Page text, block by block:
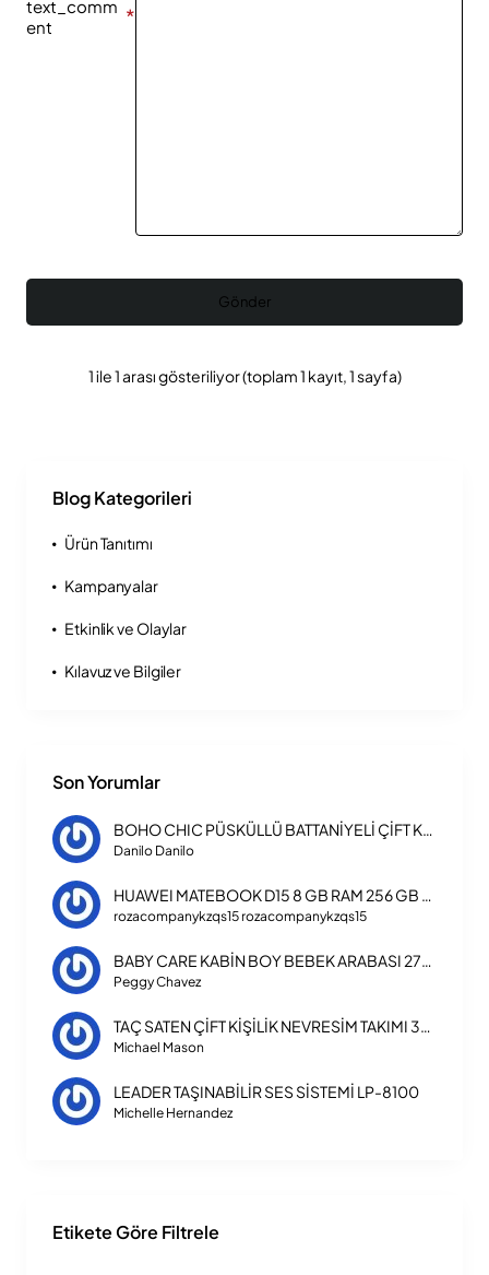
text_comm
ent
Gönder
1 ile 1 arası gösteriliyor (toplam 1 kayıt, 1 sayfa)
Blog Kategorileri
Ürün Tanıtımı
Kampanyalar
Etkinlik ve Olaylar
Kılavuz ve Bilgiler
Son Yorumlar
BOHO CHIC PÜSKÜLLÜ BATTANİYELİ ÇİFT KİŞİLİK NEVRESİM TAKIMI
Danilo Danilo
HUAWEI MATEBOOK D15 8 GB RAM 256 GB SSD LAPTOP INTEL CORE I3 1115G4
rozacompanykzqs15 rozacompanykzqs15
BABY CARE KABİN BOY BEBEK ARABASI 270 TRIPPER
Peggy Chavez
TAÇ SATEN ÇİFT KİŞİLİK NEVRESİM TAKIMI 3254
Michael Mason
LEADER TAŞINABİLİR SES SİSTEMİ LP-8100
Michelle Hernandez
Etikete Göre Filtrele